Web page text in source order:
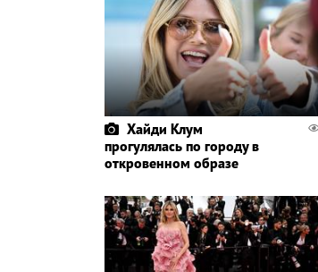
Хайди Клум
прогулялась по городу в
откровенном образе